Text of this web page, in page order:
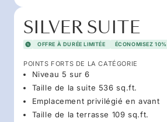
SILVER SUITE
OFFRE À DURÉE LIMITÉE ÉCONOMISEZ 10%
POINTS FORTS DE LA CATÉGORIE
Niveau 5 sur 6
Taille de la suite 536 sq.ft.
Emplacement privilégié en avant
Taille de la terrasse 109 sq.ft.